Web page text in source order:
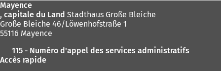
Mayence
, capitale du Land Stadthaus Große Bleiche
Große Bleiche 46/Löwenhofstraße 1
55116 Mayence
115 - Numéro d'appel des services administratifs
Accès rapide